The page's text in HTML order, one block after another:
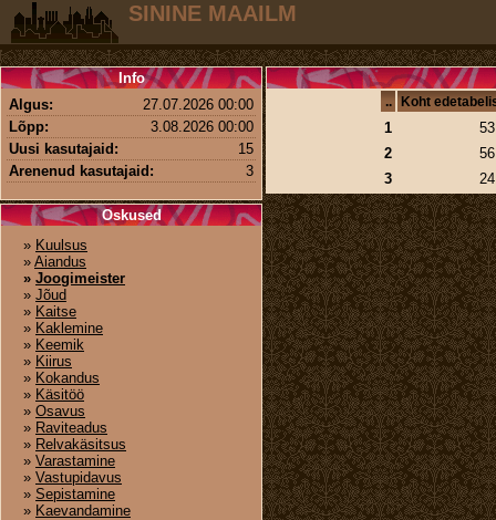
SININE MAAILM
.. Koht
1
2
3
Info
Algus:
27.07.2026 00:00
Lõpp:
3.08.2026 00:00
Uusi kasutajaid:
15
Arenenud kasutajaid:
3
Oskused
» Kuulsus
» Aiandus
» Joogimeister
» Jõud
» Kaitse
» Kaklemine
» Keemik
» Kiirus
» Kokandus
» Käsitöö
» Osavus
» Raviteadus
» Relvakäsitsus
» Varastamine
» Vastupidavus
» Sepistamine
» Kaevandamine